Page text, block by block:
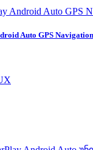
Auto GPS